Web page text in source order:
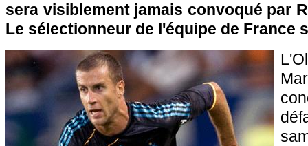
sera visiblement jamais convoqué par
Le sélectionneur de l'équipe de France